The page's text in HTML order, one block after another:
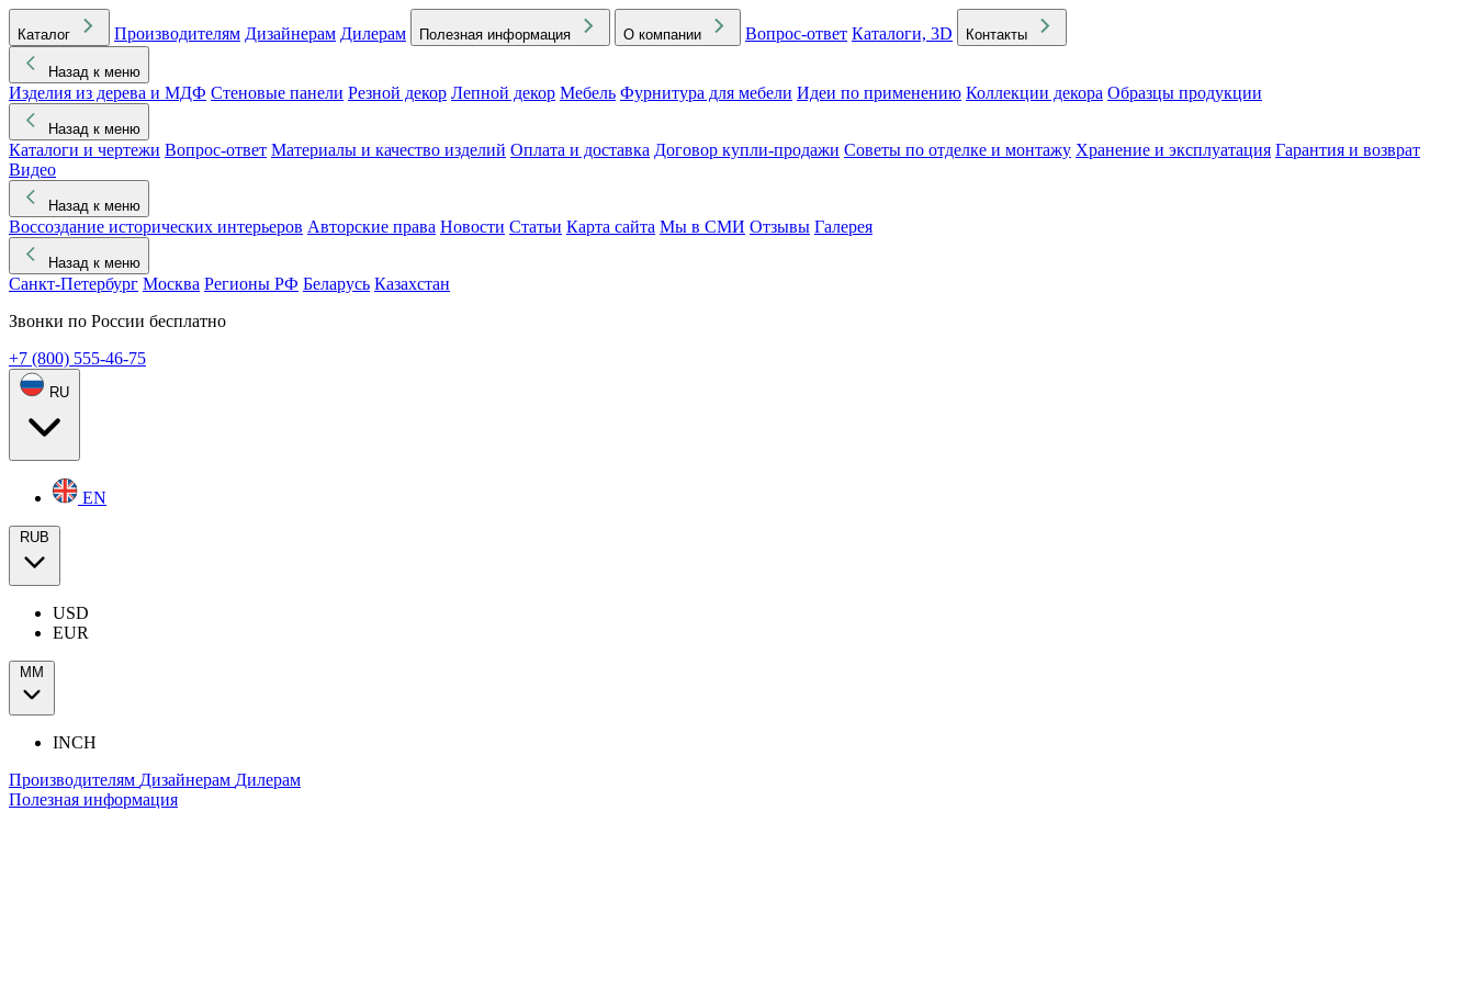
Каталог Производителям Дизайнерам Дилерам Полезная информация О компании Вопрос-ответ Каталоги, 3D Контакты
Назад к меню
Изделия из дерева и МДФ Стеновые панели Резной декор Лепной декор Мебель Фурнитура для мебели Идеи по применению Коллекции декора Образцы продукции
Назад к меню
Каталоги и чертежи Вопрос-ответ Материалы и качество изделий Оплата и доставка Договор купли-продажи Советы по отделке и монтажу Хранение и эксплуатация Гарантия и возврат
Видео
Назад к меню
Воссоздание исторических интерьеров Авторские права Новости Статьи Карта сайта Мы в СМИ Отзывы Галерея
Назад к меню
Санкт-Петербург Москва Регионы РФ Беларусь Казахстан
Звонки по России бесплатно
+7 (800) 555-46-75
RU
EN
RUB
USD
EUR
ММ
INCH
Производителям Дизайнерам Дилерам
Полезная информация